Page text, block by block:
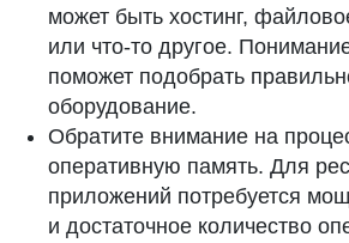
может быть хостинг,
или что-то другое.
поможет подобрать
оборудование.
Обратите внимание на
оперативную память. Для
приложений потребуется
и достаточное количество